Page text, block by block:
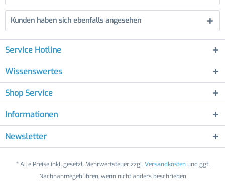
Kunden haben sich ebenfalls angesehen
Service Hotline
Wissenswertes
Shop Service
Informationen
Newsletter
* Alle Preise inkl. gesetzl. Mehrwertsteuer zzgl.Versandkostenund ggf.
Nachnahmegebühren, wenn nicht anders beschrieben